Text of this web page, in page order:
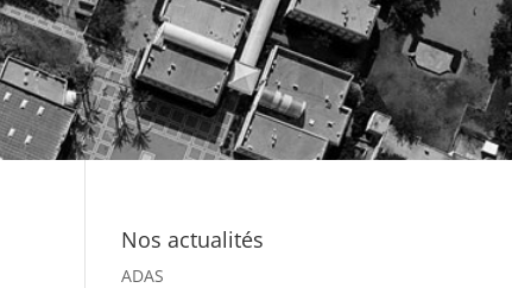
Nos actualités
ADAS